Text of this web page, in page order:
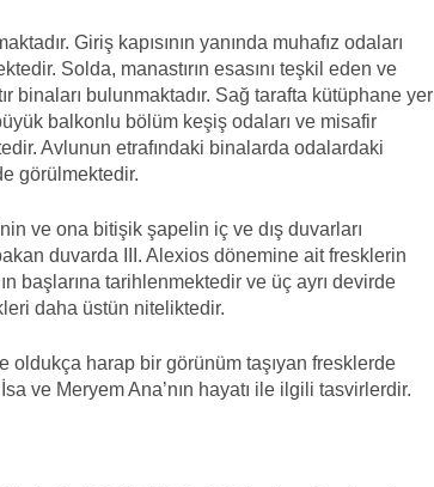
Giriş kapısının yanında muhafız odaları
Solda, manastırın esasını teşkil eden ve
binaları bulunmaktadır. Sağ tarafta kütüphane yer
balkonlu bölüm keşiş odaları ve misafir
Avlunun etrafındaki binalarda odalardaki
görülmektedir.
ve ona bitişik şapelin iç ve dış duvarları
duvarda III. Alexios dönemine ait fresklerin
başlarına tarihlenmektedir ve üç ayrı devirde
daha üstün niteliktedir.
oldukça harap bir görünüm taşıyan fresklerde
ve Meryem Ana’nın hayatı ile ilgili tasvirlerdir.